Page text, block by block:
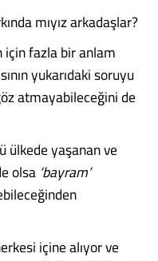
mıyız arkadaşlar?
için fazla bir anlam
yukarıdaki soruyu
atmayabileceğini de
ülkede yaşanan ve
olsa ‘bayram’
içine alıyor ve